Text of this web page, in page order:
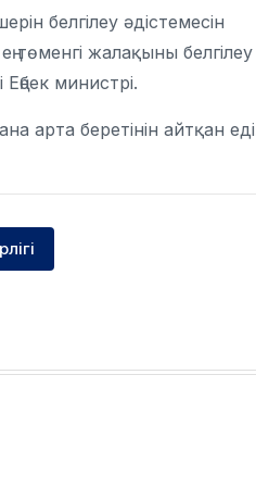
белгілеу әдістемесін
төменгі жалақыны белгілеу
Еңбек министрі.
арта беретінін айтқан